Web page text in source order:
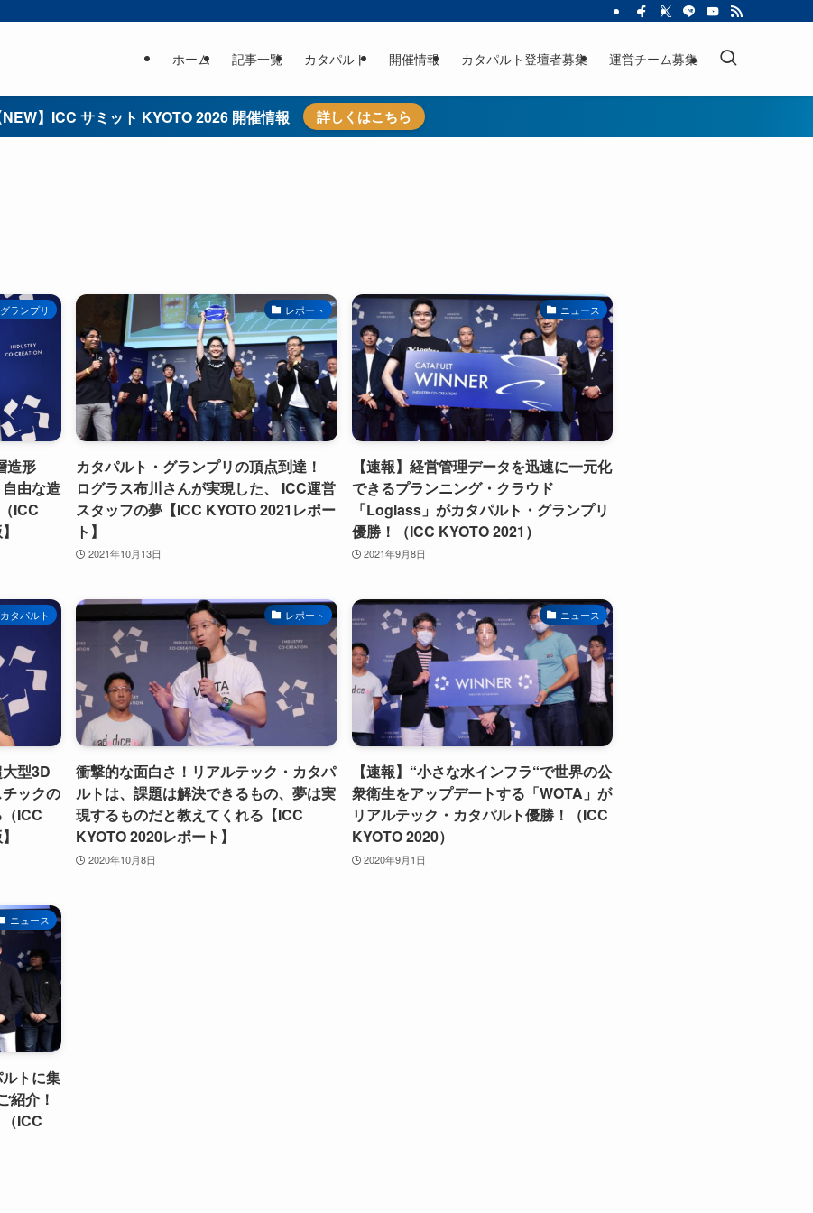
ホーム 記事一覧 カタパルト 開催情報 カタパルト登壇者募集 運営チーム募集
NEW】ICC サミット KYOTO 2026 開催情報 詳しくはこちら
ランプリ
造形
由な造
ICC
レポート
カタパルト・グランプリの頂点到達！
ログラス布川さんが実現した、 ICC運営
スタッフの夢【ICC KYOTO 2021レポー
ト】
2021年10月13日
ニュース
【速報】経営管理データを迅速に一元化
できるプランニング・クラウド
「Loglass」がカタパルト・グランプリ
優勝！（ICC KYOTO 2021）
2021年9月8日
タパルト
型3D
ックの
ICC
レポート
衝撃的な面白さ！リアルテック・カタパ
ルトは、課題は解決できるもの、夢は実
現するものだと教えてくれる【ICC
KYOTO 2020レポート】
2020年10月8日
ニュース
【速報】“小さな水インフラ“で世界の公
衆衛生をアップデートする「WOTA」が
リアルテック・カタパルト優勝！（ICC
KYOTO 2020）
2020年9月1日
ニュース
ルトに集
紹介！
ICC